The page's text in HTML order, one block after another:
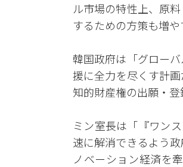
ル市場の特性上、原
するための方策も増や
韓国政府は「グロー
援に全力を尽くす計
知的財産権の出願・
ミン室長は「『ワン
速に解消できるよう
ノベーション経済を